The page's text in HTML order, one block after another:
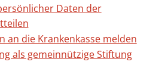
Daten der
an die Krankenkasse melden
als gemeinnützige Stiftung